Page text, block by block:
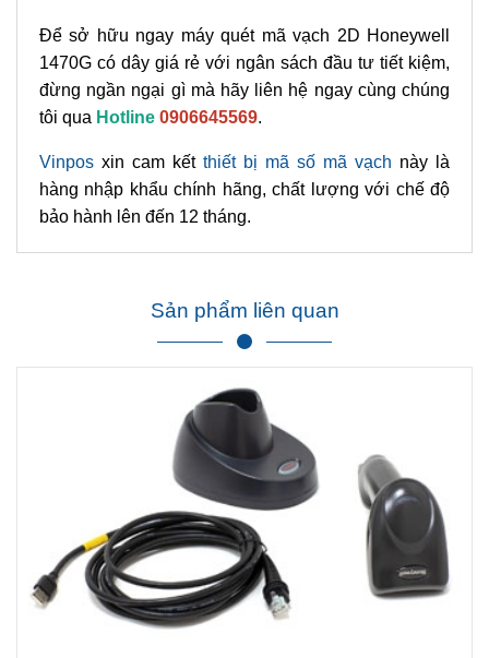
Để sở hữu ngay máy quét mã vạch 2D Honeywell
1470G có dây giá rẻ với ngân sách đầu tư tiết kiệm,
đừng ngần ngại gì mà hãy liên hệ ngay cùng chúng
tôi qua Hotline 0906645569.
Vinpos xin cam kết thiết bị mã số mã vạch này là
hàng nhập khẩu chính hãng, chất lượng với chế độ
bảo hành lên đến 12 tháng.
Sản phẩm liên quan